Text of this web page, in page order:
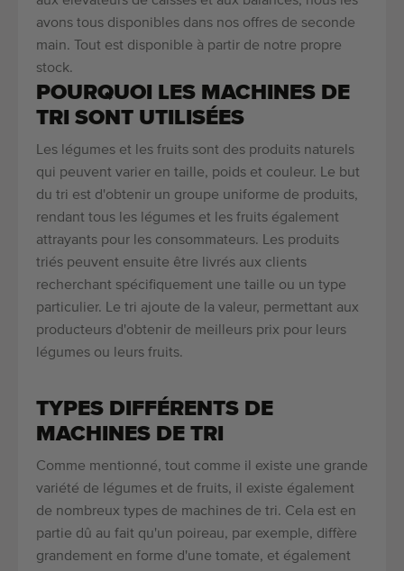
avons tous disponibles dans nos offres de seconde
main. Tout est disponible à partir de notre propre
stock.
POURQUOI LES MACHINES DE
TRI SONT UTILISÉES
Les légumes et les fruits sont des produits naturels
qui peuvent varier en taille, poids et couleur. Le but
du tri est d'obtenir un groupe uniforme de produits,
rendant tous les légumes et les fruits également
attrayants pour les consommateurs. Les produits
triés peuvent ensuite être livrés aux clients
recherchant spécifiquement une taille ou un type
particulier. Le tri ajoute de la valeur, permettant aux
producteurs d'obtenir de meilleurs prix pour leurs
légumes ou leurs fruits.
TYPES DIFFÉRENTS DE
MACHINES DE TRI
Comme mentionné, tout comme il existe une grande
variété de légumes et de fruits, il existe également
de nombreux types de machines de tri. Cela est en
partie dû au fait qu'un poireau, par exemple, diffère
grandement en forme d'une tomate, et également